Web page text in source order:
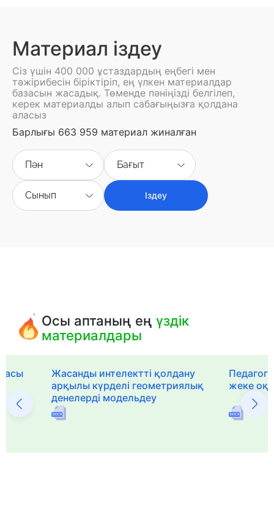
Материал іздеу
Сіз үшін 400 000 ұстаздардың еңбегі мен
тәжірибесін біріктіріп, ең үлкен материалдар
базасын жасадық. Төменде пәніңізді белгілеп,
керек материалды алып сабағыңызға қолдана
аласыз
Барлығы 663 959 материал жиналған
Пән Бағыт
Сынып Іздеу
Осы аптаның еңүздік
материалдары
Жасанды интелектті қолдану
арқылы күрделі геометриялық
денелерді модельдеу
жеке